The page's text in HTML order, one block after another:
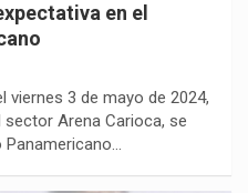
en el
viernes 3 de mayo de 2024,
sector Arena Carioca, se
Panamericano…